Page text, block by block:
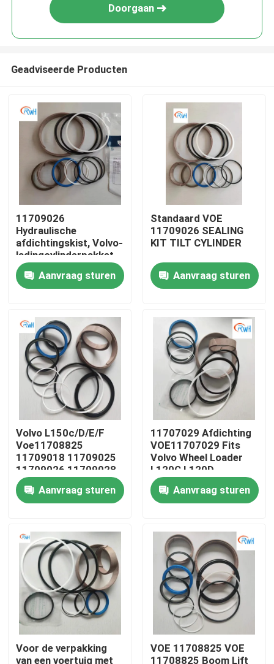
Producten
Video's
Fabrieksreis
Kwaliteitscontrole
Contacteer ons
Nieuws
Gevallen
De hydraulische uitrusting van de brekerverbinding
Doorgaan
Geadviseerde Producten
11709026
Hydraulische
afdichtingskist, Volvo-
ladingcylinderpakket
Aanvraag sturen
Standaard VOE
11709026 SEALING
KIT TILT CYLINDER
Aanvraag sturen
Volvo L150c/D/E/F
Voe11708825
11709018 11709025
11709026 11709028
Aanvraag sturen
11707029 Afdichting
VOE11707029 Fits
Volvo Wheel Loader
L120C L120D
Aanvraag sturen
Voor de verpakking
van een voertuig met
VOE 11708825 VOE
11708825 Boom Lift